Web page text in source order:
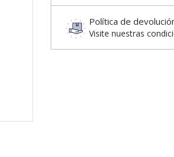
Política de
Visite nuestras